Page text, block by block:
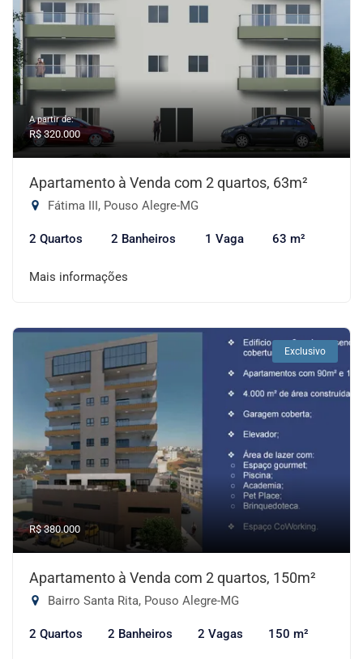
A partir de:
R$ 320.000
Apartamento à Venda com 2 quartos, 63m²
Fátima III, Pouso Alegre-MG
2 Quartos 2 Banheiros 1 Vaga 63 m²
Mais informações
Exclusivo
R$ 380.000
Apartamento à Venda com 2 quartos, 150m²
Bairro Santa Rita, Pouso Alegre-MG
2 Quartos 2 Banheiros 2 Vagas 150 m²